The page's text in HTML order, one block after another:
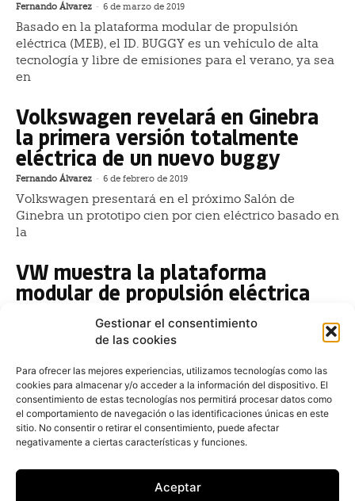
Gestionar el consentimiento
de las cookies
Para ofrecer las mejores experiencias, utilizamos tecnologías como las
cookies para almacenar y/o acceder a la información del dispositivo. El
consentimiento de estas tecnologías nos permitirá procesar datos como
el comportamiento de navegación o las identificaciones únicas en este
sitio. No consentir o retirar el consentimiento, puede afectar
negativamente a ciertas características y funciones.
Aceptar
Fernando Álvarez - 6 de marzo de 2019
Basado en la plataforma modular de propulsión
eléctrica (MEB), el ID. BUGGY es un vehículo de alta
tecnología y libre de emisiones para el verano, ya sea
en
Volkswagen revelará en Ginebra
la primera versión totalmente
eléctrica de un nuevo buggy
Fernando Álvarez - 6 de febrero de 2019
Volkswagen presentará en el próximo Salón de
Ginebra un prototipo cien por cien eléctrico basado en
la
VW muestra la plataforma
modular de propulsión eléctrica
22 de octubre de 2018
de VW la componen un sistema tecnológico de nuevo
desarrollo, que será la clave del “vehículo eléctrico
650 kilómetros de autonomía para
el I.D. Vizzion, la estrella eléctrica
de Volkswagen
6 de marzo de 2018